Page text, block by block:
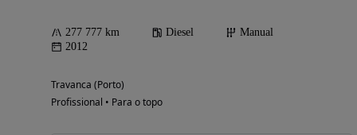
277 777 km Diesel
Manual
2012
Travanca (Porto)
Profissional • Para o topo